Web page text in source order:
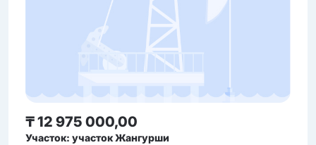
₸ 12 975 000,00
Участок: участок Жангурши